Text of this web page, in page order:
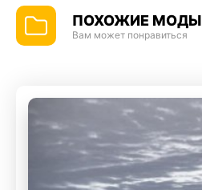
ПОХОЖИЕ МОДЫ
Вам может понравиться